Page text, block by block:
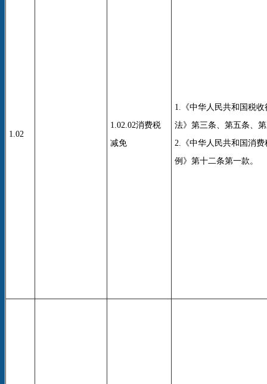
1.02
1.02.02消费税
减免
1.《中华人民共和国税收
法》第三条、第五条、
2.《中华人民共和国消费
例》第十二条第一款。